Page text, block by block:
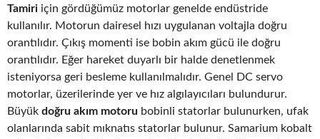
Tamiri için gördüğümüz motorlar genelde endüstride
kullanılır. Motorun dairesel hızı uygulanan voltajla doğru
orantılıdır. Çıkış momenti ise bobin akım gücü ile doğru
orantılıdır. Eğer hareket duyarlı bir halde denetlenmek
isteniyorsa geri besleme kullanılmalıdır. Genel DC servo
motorlar, üzerilerinde yer ve hız algılayıcıları bulundurur.
Büyük doğru akım motoru bobinli statorlar bulunurken, ufak
olanlarında sabit mıknatıs statorlar bulunur. Samarium kobalt